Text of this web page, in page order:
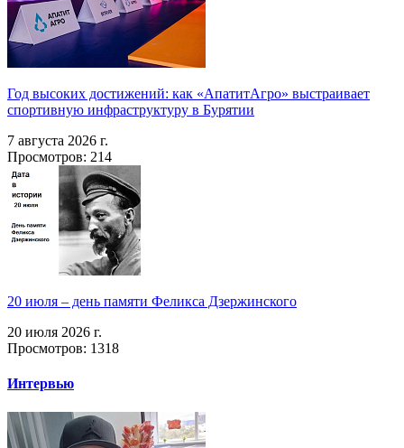
Год высоких достижений: как «АпатитАгро» выстраивает
спортивную инфраструктуру в Бурятии
7 августа 2026 г.
Просмотров: 214
20 июля – день памяти Феликса Дзержинского
20 июля 2026 г.
Просмотров: 1318
Интервью